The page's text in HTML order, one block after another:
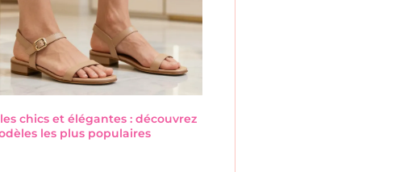
chics et élégantes : découvrez
les plus populaires